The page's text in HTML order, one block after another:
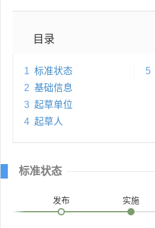
目录
1 标准状态
2 基础信息
3 起草单位
4 起草人
5
标准状态
发布 实施